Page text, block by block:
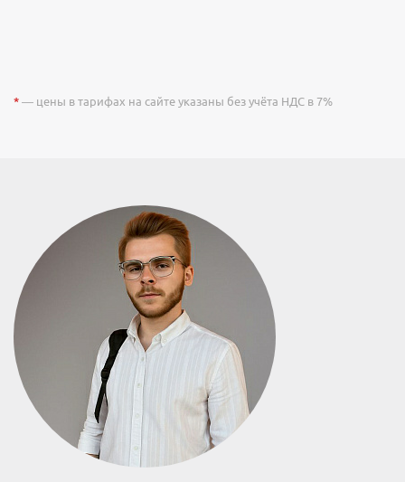
* — цены в тарифах на сайте указаны без учёта НДС в 7%